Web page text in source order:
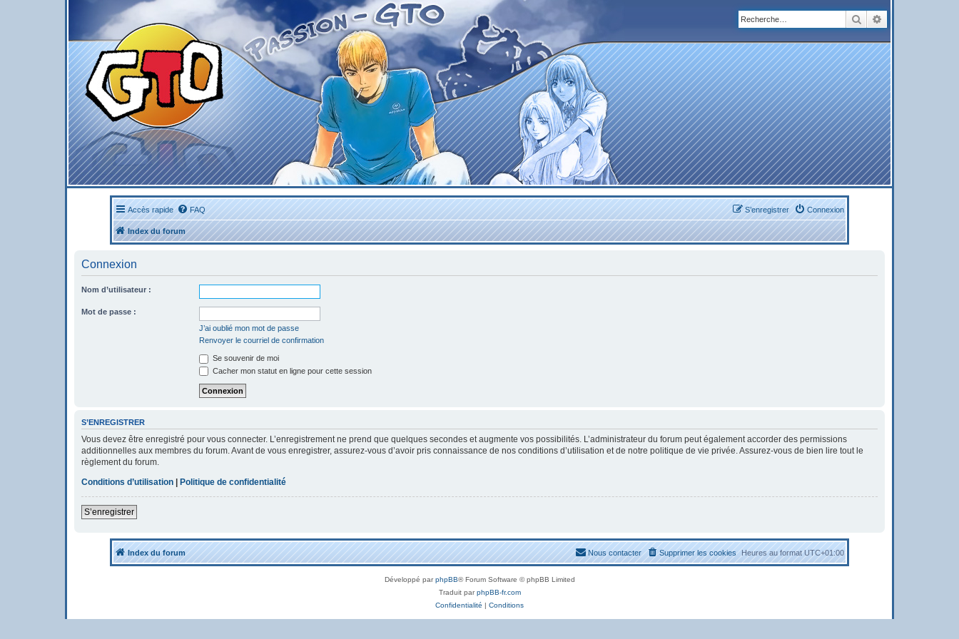
Rechercher
Accès rapide FAQ Connexion
S’enregistrer
Index du forum
Connexion
Nom d’utilisateur :
Mot de passe :
J’ai oublié mon mot de passe
Renvoyer le courriel de confirmation
Se souvenir de moi
Cacher mon statut en ligne pour cette session
S’ENREGISTRER
Vous devez être enregistré pour vous connecter. L’enregistrement ne prend que quelques secondes et augmente vos possibilités. L’administrateur du forum peut également accorder des permissions
additionnelles aux membres du forum. Avant de vous enregistrer, assurez-vous d’avoir pris connaissance de nos conditions d’utilisation et de notre politique de vie privée. Assurez-vous de bien lire tout le
règlement du forum.
Conditions d’utilisation | Politique de confidentialité
S’enregistrer
Index du forum Heures au formatUTC+01:00
Supprimer les cookies
Nous contacter
Développé parphpBB® Forum Software © phpBB Limited
Traduit parphpBB-fr.com
Confidentialité | Conditions